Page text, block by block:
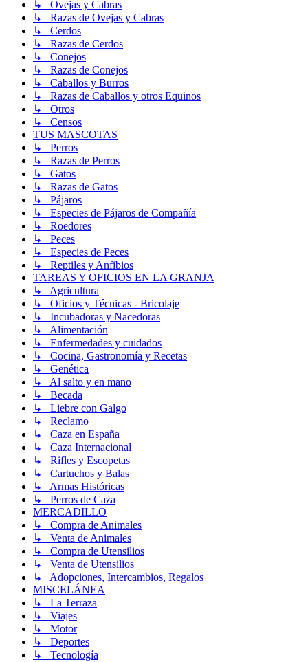
↳ Ovejas y Cabras
↳ Razas de Ovejas y Cabras
↳ Cerdos
↳ Razas de Cerdos
↳ Conejos
↳ Razas de Conejos
↳ Caballos y Burros
↳ Razas de Caballos y otros Equinos
↳ Otros
↳ Censos
TUS MASCOTAS
↳ Perros
↳ Razas de Perros
↳ Gatos
↳ Razas de Gatos
↳ Pájaros
↳ Especies de Pájaros de Compañía
↳ Roedores
↳ Peces
↳ Especies de Peces
↳ Reptiles y Anfibios
TAREAS Y OFICIOS EN LA GRANJA
↳ Agricultura
↳ Oficios y Técnicas - Bricolaje
↳ Incubadoras y Nacedoras
↳ Alimentación
↳ Enfermedades y cuidados
↳ Cocina, Gastronomía y Recetas
↳ Genética
↳ Al salto y en mano
↳ Becada
↳ Liebre con Galgo
↳ Reclamo
↳ Caza en España
↳ Caza Internacional
↳ Rifles y Escopetas
↳ Cartuchos y Balas
↳ Armas Históricas
↳ Perros de Caza
MERCADILLO
↳ Compra de Animales
↳ Venta de Animales
↳ Compra de Utensilios
↳ Venta de Utensilios
↳ Adopciones, Intercambios, Regalos
MISCELÁNEA
↳ La Terraza
↳ Viajes
↳ Motor
↳ Deportes
↳ Tecnología